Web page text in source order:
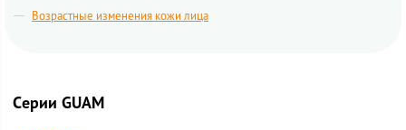
Возрастные изменения кожи лица
Cерии GUAM